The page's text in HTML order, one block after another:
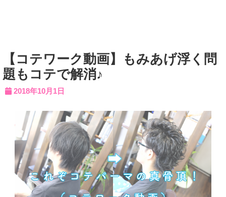
【コテワーク動画】もみあげ浮く問
題もコテで解消♪
2018年10月1日